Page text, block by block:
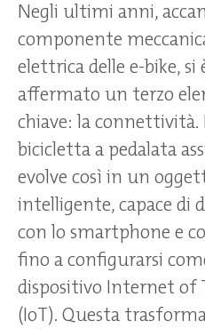
Negli ultimi anni,
componente
elettrica delle e-bike, si
affermato un terzo
chiave: la connettività.
bicicletta a pedalata
evolve così in un
intelligente, capace di
con lo smartphone e
fino a configurarsi
dispositivo Internet of
(IoT). Questa